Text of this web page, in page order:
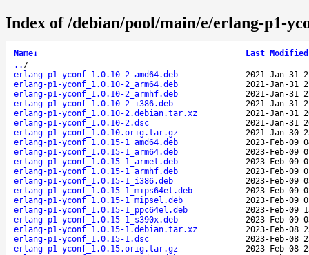
Index of /debian/pool/main/e/erlang-p1-
Name↓ Last Modified
.. /
erlang-p1-yconf_1.0.10-2_amd64.deb
2021-Jan-31
erlang-p1-yconf_1.0.10-2_arm64.deb
2021-Jan-31
erlang-p1-yconf_1.0.10-2_armhf.deb
2021-Jan-31
erlang-p1-yconf_1.0.10-2_i386.deb
2021-Jan-31
erlang-p1-yconf_1.0.10-2.debian.tar.xz
2021-Jan-31
erlang-p1-yconf_1.0.10-2.dsc
2021-Jan-31
erlang-p1-yconf_1.0.10.orig.tar.gz
2021-Jan-30
erlang-p1-yconf_1.0.15-1_amd64.deb
2023-Feb-09
erlang-p1-yconf_1.0.15-1_arm64.deb
2023-Feb-09
erlang-p1-yconf_1.0.15-1_armel.deb
2023-Feb-09
erlang-p1-yconf_1.0.15-1_armhf.deb
2023-Feb-09
erlang-p1-yconf_1.0.15-1_i386.deb
2023-Feb-09
erlang-p1-yconf_1.0.15-1_mips64el.deb
2023-Feb-09
erlang-p1-yconf_1.0.15-1_mipsel.deb
2023-Feb-09
erlang-p1-yconf_1.0.15-1_ppc64el.deb
2023-Feb-09
erlang-p1-yconf_1.0.15-1_s390x.deb
2023-Feb-09
erlang-p1-yconf_1.0.15-1.debian.tar.xz
2023-Feb-08
erlang-p1-yconf_1.0.15-1.dsc
2023-Feb-08
erlang-p1-yconf_1.0.15.orig.tar.gz
2023-Feb-08